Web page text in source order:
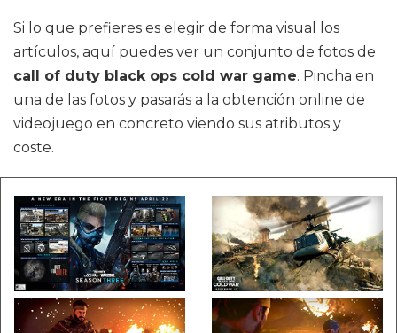
Si lo que prefieres es elegir de forma visual los
artículos, aquí puedes ver un conjunto de fotos de
call of duty black ops cold war game. Pincha en
una de las fotos y pasarás a la obtención online de
videojuego en concreto viendo sus atributos y
coste.